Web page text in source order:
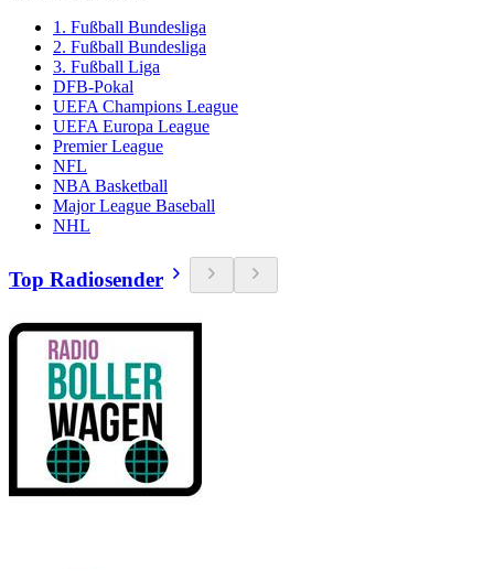
1. Fußball Bundesliga
2. Fußball Bundesliga
3. Fußball Liga
DFB-Pokal
UEFA Champions League
UEFA Europa League
Premier League
NFL
NBA Basketball
Major League Baseball
NHL
Top Radiosender